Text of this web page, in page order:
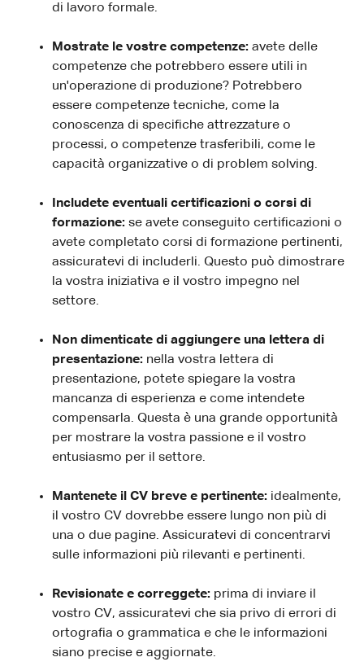
di lavoro formale.
Mostrate le vostre competenze: avete delle
competenze che potrebbero essere utili in
un'operazione di produzione? Potrebbero
essere competenze tecniche, come la
conoscenza di specifiche attrezzature o
processi, o competenze trasferibili, come le
capacità organizzative o di problem solving.
Includete eventuali certificazioni o corsi di
formazione: se avete conseguito certificazioni o
avete completato corsi di formazione pertinenti,
assicuratevi di includerli. Questo può dimostrare
la vostra iniziativa e il vostro impegno nel
settore.
Non dimenticate di aggiungere una lettera di
presentazione: nella vostra lettera di
presentazione, potete spiegare la vostra
mancanza di esperienza e come intendete
compensarla. Questa è una grande opportunità
per mostrare la vostra passione e il vostro
entusiasmo per il settore.
Mantenete il CV breve e pertinente: idealmente,
il vostro CV dovrebbe essere lungo non più di
una o due pagine. Assicuratevi di concentrarvi
sulle informazioni più rilevanti e pertinenti.
Revisionate e correggete: prima di inviare il
vostro CV, assicuratevi che sia privo di errori di
ortografia o grammatica e che le informazioni
siano precise e aggiornate.